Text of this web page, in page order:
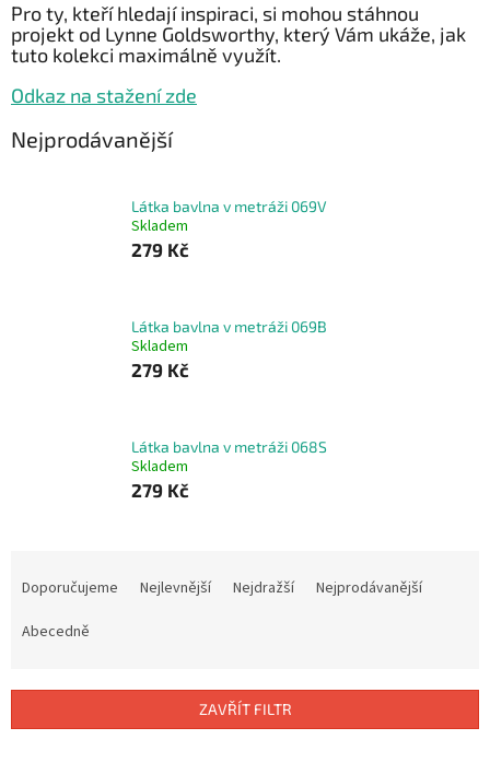
Pro ty, kteří hledají inspiraci, si mohou stáhnou
projekt od Lynne Goldsworthy, který Vám ukáže, jak
tuto kolekci maximálně využít.
Odkaz na stažení zde
Nejprodávanější
Látka bavlna v metráži 069V
Skladem
279 Kč
Látka bavlna v metráži 069B
Skladem
279 Kč
Látka bavlna v metráži 068S
Skladem
279 Kč
r
Doporučujeme Nejlevnější Nejdražší
Nejprodávanější
Abecedně
ZAVŘÍT FILTR